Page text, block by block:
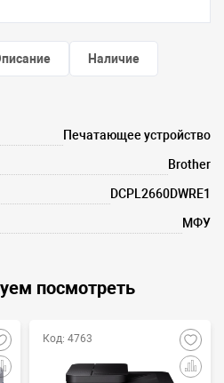
Наличие
Печатающее устройство
Brother
DCPL2660DWRE1
МФУ
посмотреть
Код: 4763